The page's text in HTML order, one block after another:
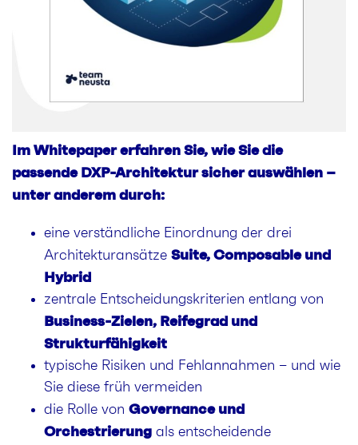
Im Whitepaper erfahren Sie, wie Sie die
passende DXP-Architektur sicher auswählen –
unter anderem durch:
eine verständliche Einordnung der drei
Architekturansätze Suite, Composable und
Hybrid
zentrale Entscheidungskriterien entlang von
Business-Zielen, Reifegrad und
Strukturfähigkeit
typische Risiken und Fehlannahmen – und wie
Sie diese früh vermeiden
die Rolle von Governance und
Orchestrierung als entscheidende